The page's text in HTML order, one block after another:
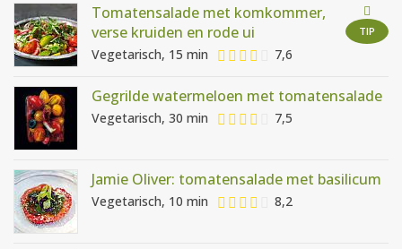
WEEKMENU'S
TIP
Tomatensalade met komkommer,
verse kruiden en rode ui
Vegetarisch, 15 min 7,6
Gegrilde watermeloen met tomatensalade
Vegetarisch, 30 min 7,5
Jamie Oliver: tomatensalade met basilicum
Vegetarisch, 10 min 8,2